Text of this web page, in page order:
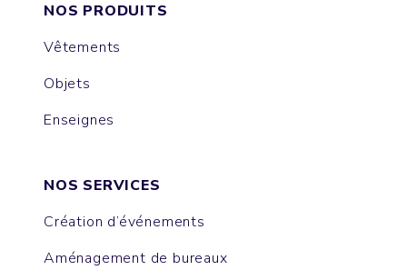
NOS PRODUITS
Vêtements
Objets
Enseignes
NOS SERVICES
Création d’événements
Aménagement de bureaux